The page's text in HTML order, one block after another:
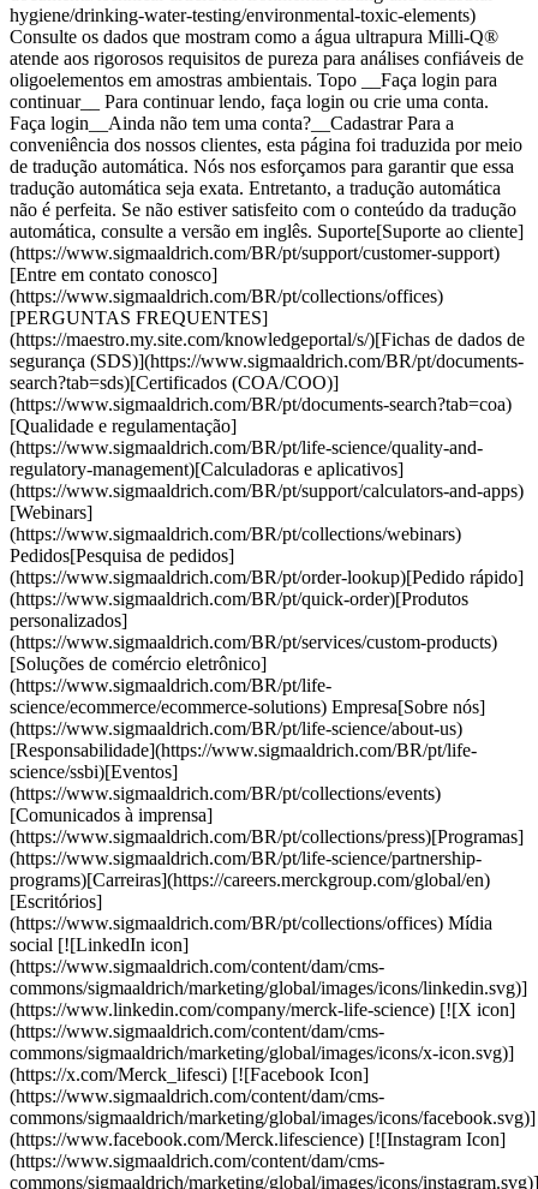
hygiene/drinking-water-testing/environmental-toxic-elements)
Consulte os dados que mostram como a água ultrapura Milli-Q®
atende aos rigorosos requisitos de pureza para análises confiáveis de
oligoelementos em amostras ambientais. Topo __Faça login para
continuar__ Para continuar lendo, faça login ou crie uma conta.
Faça login__Ainda não tem uma conta?__Cadastrar Para a
conveniência dos nossos clientes, esta página foi traduzida por meio
de tradução automática. Nós nos esforçamos para garantir que essa
tradução automática seja exata. Entretanto, a tradução automática
não é perfeita. Se não estiver satisfeito com o conteúdo da tradução
automática, consulte a versão em inglês. Suporte[Suporte ao cliente]
(https://www.sigmaaldrich.com/BR/pt/support/customer-support)
[Entre em contato conosco]
(https://www.sigmaaldrich.com/BR/pt/collections/offices)
[PERGUNTAS FREQUENTES]
(https://maestro.my.site.com/knowledgeportal/s/)[Fichas de dados de
segurança (SDS)](https://www.sigmaaldrich.com/BR/pt/documents-
search?tab=sds)[Certificados (COA/COO)]
(https://www.sigmaaldrich.com/BR/pt/documents-search?tab=coa)
[Qualidade e regulamentação]
(https://www.sigmaaldrich.com/BR/pt/life-science/quality-and-
regulatory-management)[Calculadoras e aplicativos]
(https://www.sigmaaldrich.com/BR/pt/support/calculators-and-apps)
[Webinars]
(https://www.sigmaaldrich.com/BR/pt/collections/webinars)
Pedidos[Pesquisa de pedidos]
(https://www.sigmaaldrich.com/BR/pt/order-lookup)[Pedido rápido]
(https://www.sigmaaldrich.com/BR/pt/quick-order)[Produtos
personalizados]
(https://www.sigmaaldrich.com/BR/pt/services/custom-products)
[Soluções de comércio eletrônico]
(https://www.sigmaaldrich.com/BR/pt/life-
science/ecommerce/ecommerce-solutions) Empresa[Sobre nós]
(https://www.sigmaaldrich.com/BR/pt/life-science/about-us)
[Responsabilidade](https://www.sigmaaldrich.com/BR/pt/life-
science/ssbi)[Eventos]
(https://www.sigmaaldrich.com/BR/pt/collections/events)
[Comunicados à imprensa]
(https://www.sigmaaldrich.com/BR/pt/collections/press)[Programas]
(https://www.sigmaaldrich.com/BR/pt/life-science/partnership-
programs)[Carreiras](https://careers.merckgroup.com/global/en)
[Escritórios]
(https://www.sigmaaldrich.com/BR/pt/collections/offices) Mídia
social [![LinkedIn icon]
(https://www.sigmaaldrich.com/content/dam/cms-
commons/sigmaaldrich/marketing/global/images/icons/linkedin.svg)]
(https://www.linkedin.com/company/merck-life-science) [![X icon]
(https://www.sigmaaldrich.com/content/dam/cms-
commons/sigmaaldrich/marketing/global/images/icons/x-icon.svg)]
(https://x.com/Merck_lifesci) [![Facebook Icon]
(https://www.sigmaaldrich.com/content/dam/cms-
commons/sigmaaldrich/marketing/global/images/icons/facebook.svg)]
(https://www.facebook.com/Merck.lifescience) [![Instagram Icon]
(https://www.sigmaaldrich.com/content/dam/cms-
commons/sigmaaldrich/marketing/global/images/icons/instagram.svg)]